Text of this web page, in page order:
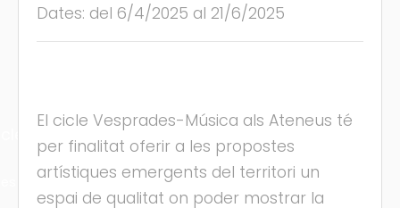
Dates: del 6/4/2025 al 21/6/2025
El cicle Vesprades-Música als Ateneus té
per finalitat oferir a les propostes
artístiques emergents del territori un
espai de qualitat on poder mostrar la